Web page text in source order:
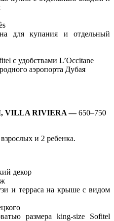
для купания и отдельный
с удобствами L’Occitane
аэропорта Дубая
VILLA RIVIERA —650–750
и 2 ребенка.
декор
и терраса на крыше с видом
размера king-size Sofitel